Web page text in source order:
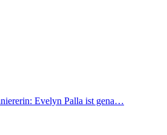
Evelyn Palla ist gena…